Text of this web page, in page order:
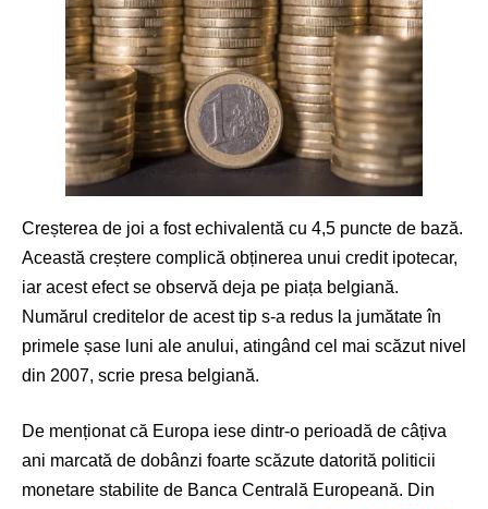
Creșterea de joi a fost echivalentă cu 4,5 puncte de bază.
Această creștere complică obținerea unui credit ipotecar,
iar acest efect se observă deja pe piața belgiană.
Numărul creditelor de acest tip s-a redus la jumătate în
primele șase luni ale anului, atingând cel mai scăzut nivel
din 2007, scrie presa belgiană.
De menționat că Europa iese dintr-o perioadă de câțiva
ani marcată de dobânzi foarte scăzute datorită politicii
monetare stabilite de Banca Centrală Europeană. Din